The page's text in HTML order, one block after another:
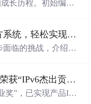
长历程。初始编程
编程未来的无限向
轻松实现跨应用对接
临的挑战，介绍了
台等）集成的多种场
“IPv6杰出贡献企业奖”
奖”，已实现产品IPv